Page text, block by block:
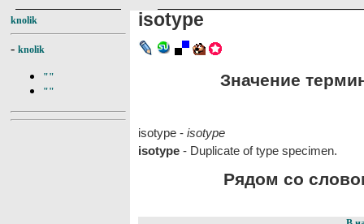
knolik
- knolik
""
""
isotype
Значение
isotype - isotype
isotype - Duplicate of type specimen.
Рядом со